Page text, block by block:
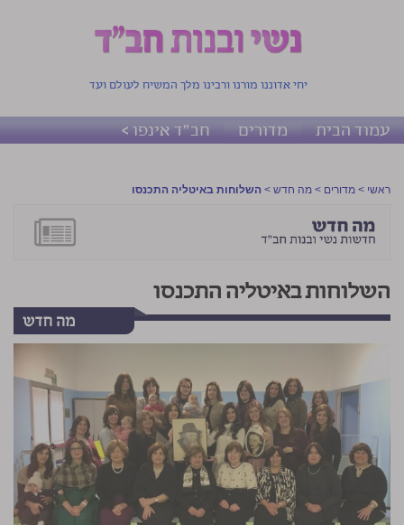
יחי אדוננו מורנו ורבינו מלך המשיח לעולם ועד
עמוד הבית מדורים חב"ד אינפו >
ראשי > מדורים > מה חדש > השלוחות באיטליה התכנסו
השלוחות באיטליה התכנסו